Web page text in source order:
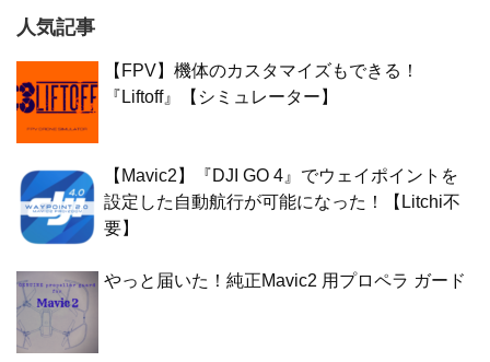
人気記事
【FPV】機体のカスタマイズもできる！
『Liftoff』【シミュレーター】
【Mavic2】『DJI GO 4』でウェイポイントを
設定した自動航行が可能になった！【Litchi不
要】
やっと届いた！純正Mavic2 用プロペラ ガード